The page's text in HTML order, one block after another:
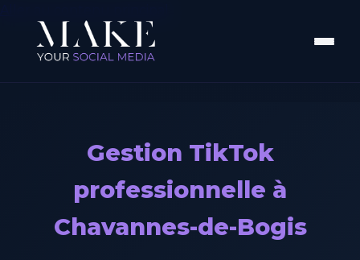
Gestion TikTok
professionnelle à
Chavannes-de-Bogis